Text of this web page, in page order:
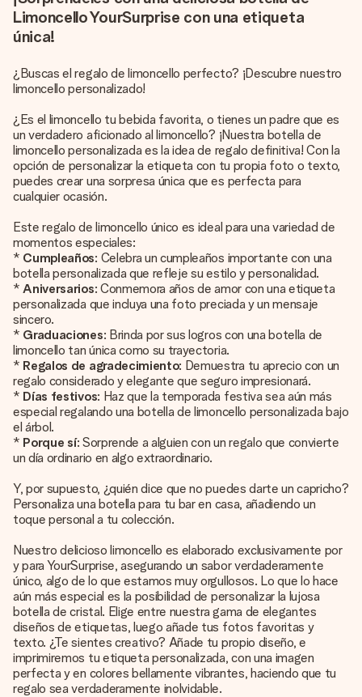
Limoncello YourSurprise con una etiqueta
única!
¿Buscas el regalo de limoncello perfecto? ¡Descubre nuestro
limoncello personalizado!
¿Es el limoncello tu bebida favorita, o tienes un padre que es
un verdadero aficionado al limoncello? ¡Nuestra botella de
limoncello personalizada es la idea de regalo definitiva! Con la
opción de personalizar la etiqueta con tu propia foto o texto,
puedes crear una sorpresa única que es perfecta para
cualquier ocasión.
Este regalo de limoncello único es ideal para una variedad de
momentos especiales:
* Cumpleaños: Celebra un cumpleaños importante con una
botella personalizada que refleje su estilo y personalidad.
*Aniversarios: Conmemora años de amor con una etiqueta
personalizada que incluya una foto preciada y un mensaje
sincero.
* Graduaciones: Brinda por sus logros con una botella de
limoncello tan única como su trayectoria.
* Regalos de agradecimiento: Demuestra tu aprecio con un
regalo considerado y elegante que seguro impresionará.
* Días festivos: Haz que la temporada festiva sea aún más
especial regalando una botella de limoncello personalizada bajo
el árbol.
* Porque sí: Sorprende a alguien con un regalo que convierte
un día ordinario en algo extraordinario.
Y, por supuesto, ¿quién dice que no puedes darte un capricho?
Personaliza una botella para tu bar en casa, añadiendo un
toque personal a tu colección.
Nuestro delicioso limoncello es elaborado exclusivamente por
y para YourSurprise, asegurando un sabor verdaderamente
único, algo de lo que estamos muy orgullosos. Lo que lo hace
aún más especial es la posibilidad de personalizar la lujosa
botella de cristal. Elige entre nuestra gama de elegantes
diseños de etiquetas, luego añade tus fotos favoritas y
texto. ¿Te sientes creativo? Añade tu propio diseño, e
imprimiremos tu etiqueta personalizada, con una imagen
perfecta y en colores bellamente vibrantes, haciendo que tu
regalo sea verdaderamente inolvidable.